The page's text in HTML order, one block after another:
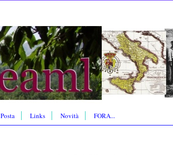
Posta Links Novità FORA...